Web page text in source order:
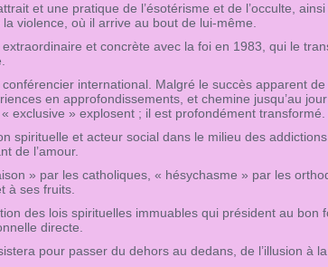
et une pratique de l’ésotérisme et de l’occulte,
violence, où il arrive au bout de lui-même.
et concrète avec la foi en 1983, qui le
international. Malgré le succès apparent
en approfondissements, et chemine jusqu’au
exclusive » explosent ; il est profondément transformé.
spirituelle et acteur social dans le milieu des
de l’amour.
» par les catholiques, « hésychasme » par les
à ses fruits.
des lois spirituelles immuables qui président au bon
directe.
pour passer du dehors au dedans, de l’illusion à la